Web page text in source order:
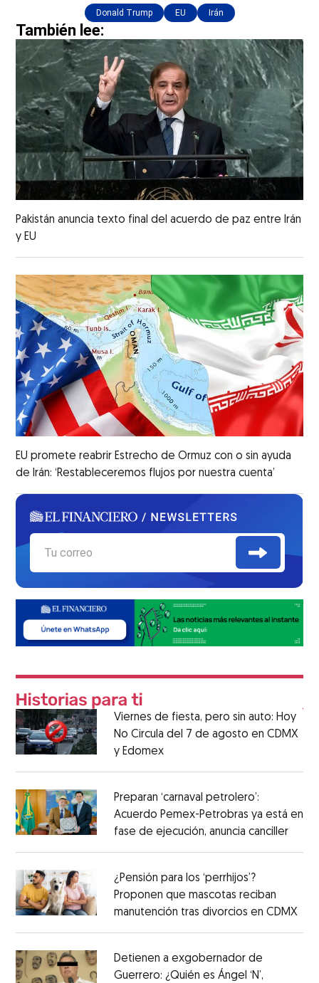
Donald Trump EU Irán
También lee:
Pakistán anuncia texto final del acuerdo de paz entre Irán
y EU
EU promete reabrir Estrecho de Ormuz con o sin ayuda
de Irán: ‘Restableceremos flujos por nuestra cuenta’
Viernes de fiesta, pero sin auto: Hoy
No Circula del 7 de agosto en CDMX
y Edomex
Preparan ‘carnaval petrolero’:
Acuerdo Pemex-Petrobras ya está en
fase de ejecución, anuncia canciller
¿Pensión para los ‘perrhijos’?
Proponen que mascotas reciban
manutención tras divorcios en CDMX
Detienen a exgobernador de
Guerrero: ¿Quién es Ángel ‘N’,